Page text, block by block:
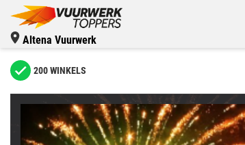
Altena Vuurwerk
200 WINKELS